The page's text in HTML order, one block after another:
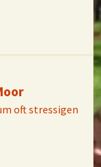
oft stressigen